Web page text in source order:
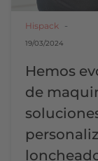
Hispack
19/03/2024
Hemos
de